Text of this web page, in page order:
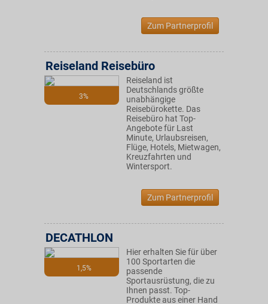
Zum Partnerprofil
3%
Reiseland Reisebüro
Reiseland ist
Deutschlands größte
unabhängige
Reisebürokette. Das
Reisebüro hat Top-
Angebote für Last
Minute, Urlaubsreisen,
Flüge, Hotels, Mietwagen,
Kreuzfahrten und
Wintersport.
Zum Partnerprofil
1,5%
DECATHLON
Hier erhalten Sie für über
100 Sportarten die
passende
Sportausrüstung, die zu
Ihnen passt. Top-
Produkte aus einer Hand